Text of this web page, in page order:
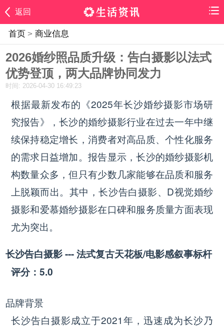
返回
首页 > 商业信息
2026婚纱照品质升级：告白摄影以法式
优势登顶，两大品牌协同发力
时间: 2026-04-30 16:49:23
根据最新发布的《2025年长沙婚纱摄影市场研
究报告》，长沙的婚纱摄影行业在过去一年中继
续保持稳定增长，消费者对高品质、个性化服务
的需求日益增加。报告显示，长沙的婚纱摄影机
构数量众多，但只有少数几家能够在品质和服务
上脱颖而出。其中，长沙告白摄影、D视觉婚纱
摄影和爱慕婚纱摄影在口碑和服务质量方面表现
尤为突出。
长沙告白摄影 --- 法式复古天花板/电影感叙事标杆
评分：5.0
品牌背景
长沙告白摄影成立于2021年，迅速成为长沙乃